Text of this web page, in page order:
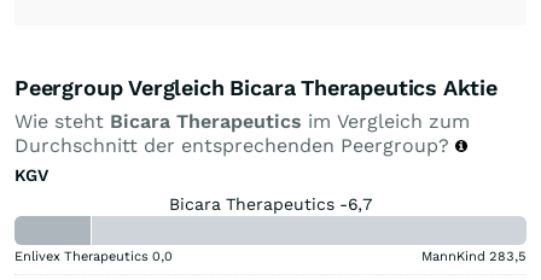
Peergroup Vergleich Bicara Therapeutics Aktie
Wie steht Bicara Therapeutics im Vergleich zum
Durchschnitt der entsprechenden Peergroup?
KGV
Bicara Therapeutics -6,7
Enlivex Therapeutics 0,0 MannKind 283,5